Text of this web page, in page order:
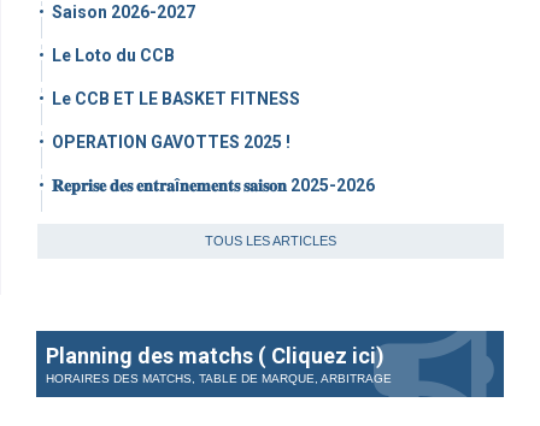
Saison 2026-2027
Le Loto du CCB
Le CCB ET LE BASKET FITNESS
OPERATION GAVOTTES 2025 !
𝐑𝐞𝐩𝐫𝐢𝐬𝐞 𝐝𝐞𝐬 𝐞𝐧𝐭𝐫𝐚î𝐧𝐞𝐦𝐞𝐧𝐭𝐬 𝐬𝐚𝐢𝐬𝐨𝐧 2025-2026
TOUS LES ARTICLES
Planning des matchs ( Cliquez ici)
HORAIRES DES MATCHS, TABLE DE MARQUE, ARBITRAGE